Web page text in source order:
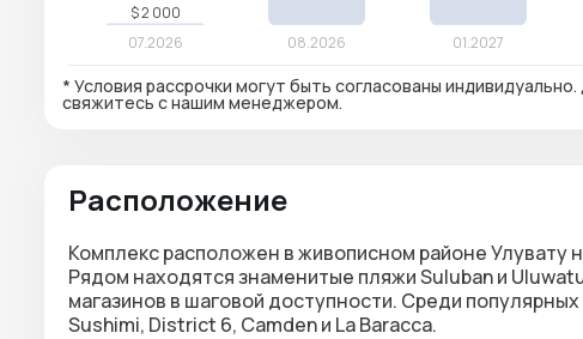
* Условия рассрочки могут быть согласованы
свяжитесь с нашим менеджером.
Расположение
Комплекс расположен в живописном районе Улувату
Рядом находятся знаменитые пляжи Suluban и
магазинов в шаговой доступности. Среди
Sushimi, District 6, Camden и La Baracca.